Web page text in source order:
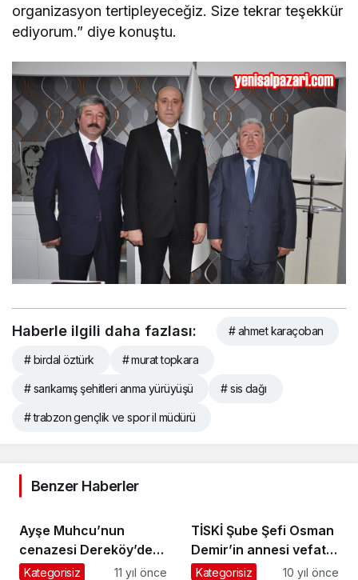
organizasyon tertipleyeceğiz. Size tekrar teşekkür
ediyorum.” diye konuştu.
Haberle ilgili daha fazlası: # ahmet karaçoban
# birdal öztürk # murat topkara
# sarıkamış şehitleri anma yürüyüşü # sis dağı
# trabzon gençlik ve spor il müdürü
Benzer Haberler
Ayşe Muhcu’nun
cenazesi Dereköy’de
toprağa verildi
Kategorisiz 11 yıl önce
TİSKİ Şube Şefi Osman
Demir’in annesi vefat
etti
Kategorisiz 10 yıl önce